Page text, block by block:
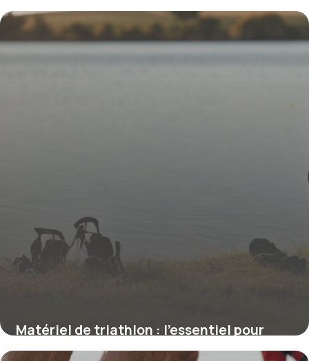
Matériel de triathlon : l’essentiel pour
réussir en natation, vélo et course